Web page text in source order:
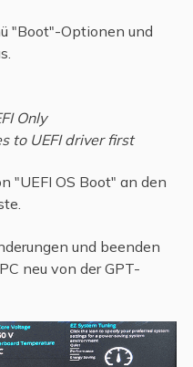
"Boot"-Optionen und
Only
to UEFI driver first
"UEFI OS Boot" an den
und beenden
neu von der GPT-